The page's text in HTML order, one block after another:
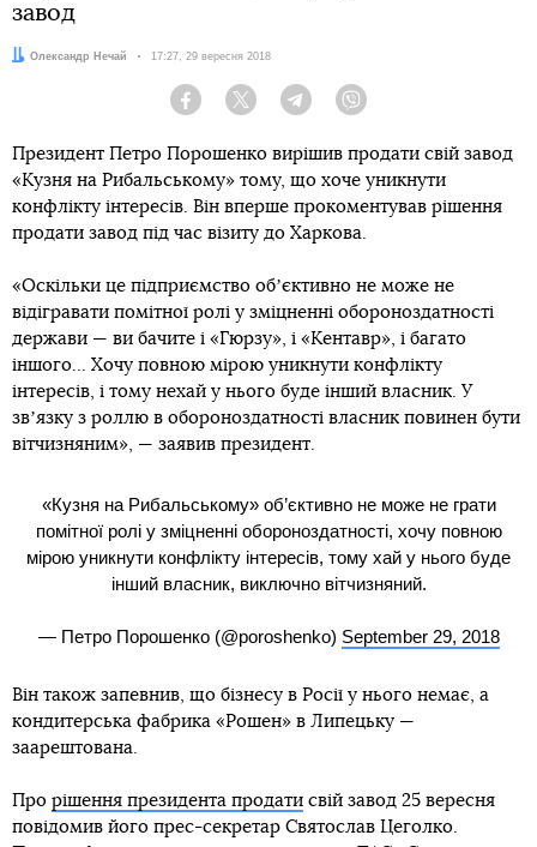
завод
Автор:
Олександр Нечай Дата:
17:27, 29 вересня 2018
Facebook Twitter Telegram
Президент Петро Порошенко вирішив продати свій завод
«Кузня на Рибальському» тому, що хоче уникнути
конфлікту інтересів. Він вперше прокоментував рішення
продати завод під час візиту до Харкова.
«Оскільки це підприємство обʼєктивно не може не
відігравати помітної ролі у зміцненні обороноздатності
держави — ви бачите і «Гюрзу», і «Кентавр», і багато
іншого... Хочу повною мірою уникнути конфлікту
інтересів, і тому нехай у нього буде інший власник. У
звʼязку з роллю в обороноздатності власник повинен бути
вітчизняним», — заявив президент.
«Кузня на Рибальському» об’єктивно не може не грати
помітної ролі у зміцненні обороноздатності, хочу повною
мірою уникнути конфлікту інтересів, тому хай у нього буде
інший власник, виключно вітчизняний.
— Петро Порошенко (@poroshenko) September 29, 2018
Він також запевнив, що бізнесу в Росії у нього немає, а
кондитерська фабрика «Рошен» в Липецьку —
заарештована.
Про рішення президента продати свій завод 25 вересня
повідомив його прес-секретар Святослав Цеголко.